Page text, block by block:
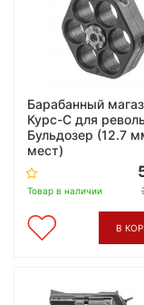
Барабанный
Курс-С для
Бульдозер (12.7
мест)
Товар в наличии
В